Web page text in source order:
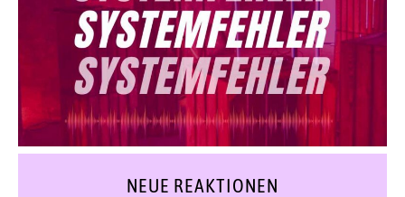
NEUE REAKTIONEN